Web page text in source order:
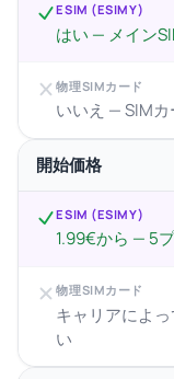
ESIM (ESIMY)
はい — メイン
物理SIMカード
いいえ — SIM
開始価格
ESIM (ESIMY)
1.99€から — 5
物理SIMカード
キャリアによ
い